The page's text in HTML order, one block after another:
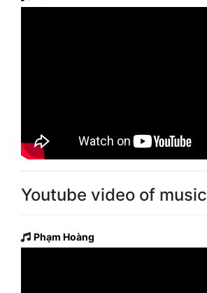
Youtube video of music
Phạm Hoàng